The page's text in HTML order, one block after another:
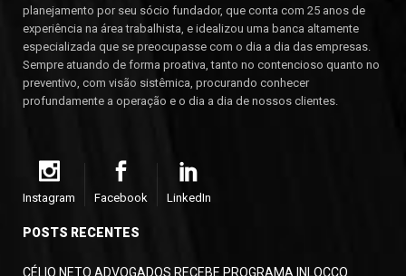
planejamento por seu sócio fundador, que conta com 25 anos de
experiência na área trabalhista, e idealizou uma banca altamente
especializada que se preocupasse com o dia a dia das empresas.
Sempre atuando de forma proativa, tanto no contencioso quanto no
preventivo, com visão sistêmica, procurando conhecer
profundamente a operação e o dia a dia de nossos clientes.
Instagram Facebook LinkedIn
POSTS RECENTES
CÉLIO NETO ADVOGADOS RECEBE PROGRAMA INLOCCO